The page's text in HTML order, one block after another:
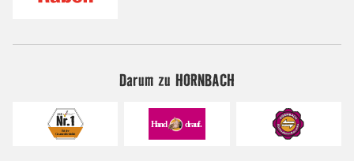
Darum zu HORNBACH